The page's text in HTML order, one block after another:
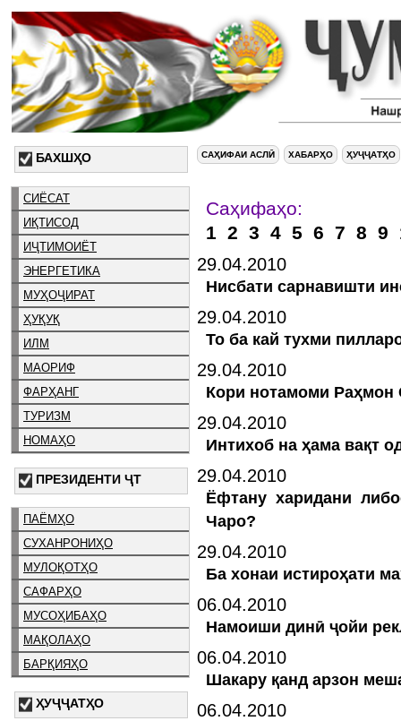
БАХШҲО
СИЁСАТ
ИҚТИСОД
ИҶТИМОИЁТ
ЭНЕРГЕТИКА
МУҲОҶИРАТ
ҲУҚУҚ
ИЛМ
МАОРИФ
ФАРҲАНГ
ТУРИЗМ
НОМАҲО
ПРЕЗИДЕНТИ ҶТ
ПАЁМҲО
СУХАНРОНИҲО
МУЛОҚОТҲО
САФАРҲО
МУСОҲИБАҲО
МАҚОЛАҲО
БАРҚИЯҲО
ҲУҶҶАТҲО
САҲИФАИ АСЛӢ ХАБАРҲО ҲУҶҶАТҲО
1 2 3 4 5 6 7 8 9
29.04.2010
Нисбати сарнавишти
29.04.2010
То ба кай тухми
29.04.2010
Кори нотамоми
29.04.2010
Интихоб на ҳама вақт
29.04.2010
Ёфтану харидани
Чаро?
29.04.2010
Ба хонаи истироҳати
06.04.2010
Намоиши динӣ ҷойи
06.04.2010
Шакару қанд арзон
06.04.2010